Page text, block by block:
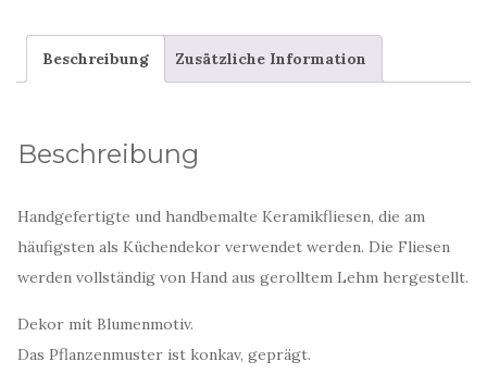
Fliesen
Menge
Beschreibung Zusätzliche Information
Beschreibung
Handgefertigte und handbemalte Keramikfliesen, die am
häufigsten als Küchendekor verwendet werden. Die Fliesen
werden vollständig von Hand aus gerolltem Lehm hergestellt.
Dekor mit Blumenmotiv.
Das Pflanzenmuster ist konkav, geprägt.